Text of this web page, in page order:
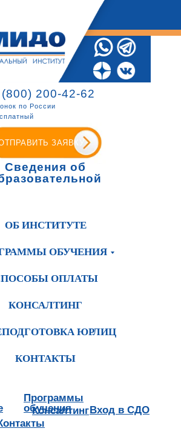
200-42-62
по России
ЗАЯВКУ
Сведения об
ОБ ИНСТИТУТЕ
ОБУЧЕНИЯ
ОПЛАТЫ
КОНСАЛТИНГ
ЮРЛИЦ
КОНТАКТЫ
Программы
обучения
КонсалтингВход в СДО